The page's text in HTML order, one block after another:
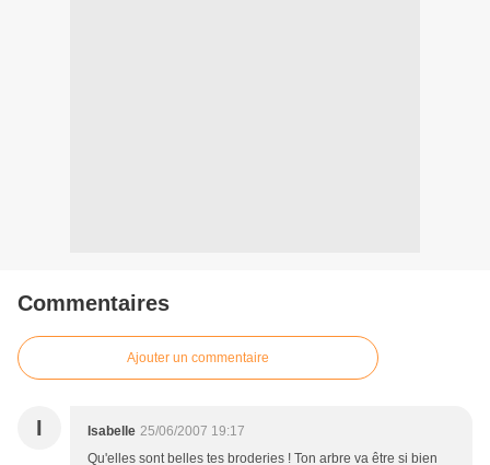
Commentaires
Ajouter un commentaire
I Isabelle 25/06/2007 19:17
Qu'elles sont belles tes broderies ! Ton arbre va être si bien